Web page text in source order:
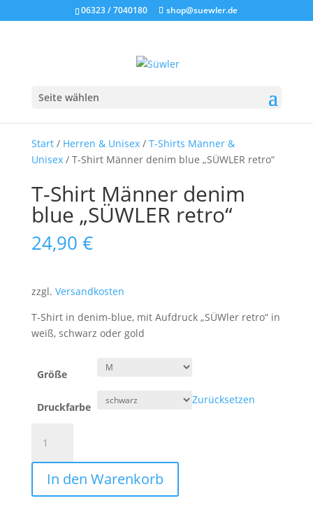
06323 / 7040180 shop@suewler.de
Seite wählen
Start/ Herren & Unisex/ T-Shirts Männer &
Unisex/ T-Shirt Männer denim blue „SÜWLER retro“
T-Shirt Männer denim
blue „SÜWLER retro“
24,90 €
zzgl. Versandkosten
T-Shirt in denim-blue, mit Aufdruck „SÜWler retro“ in
weiß, schwarz oder gold
Größe
Druckfarbe
Zurücksetzen
Shirt
Männer
denim
blue
In den Warenkorb